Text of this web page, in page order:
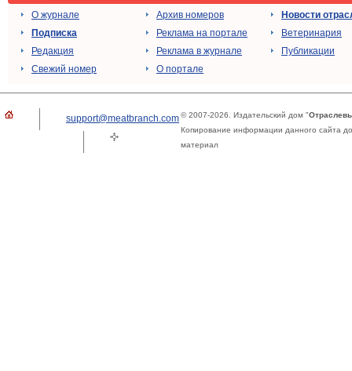
О журнале
Подписка
Редакция
Свежий номер
Архив номеров
Реклама на портале
Реклама в журнале
О портале
Новости
Ветеринария
Публикации
support@meatbranch.com© 2007-2026. Издательский дом "
Копирование информации данного сайта
материал